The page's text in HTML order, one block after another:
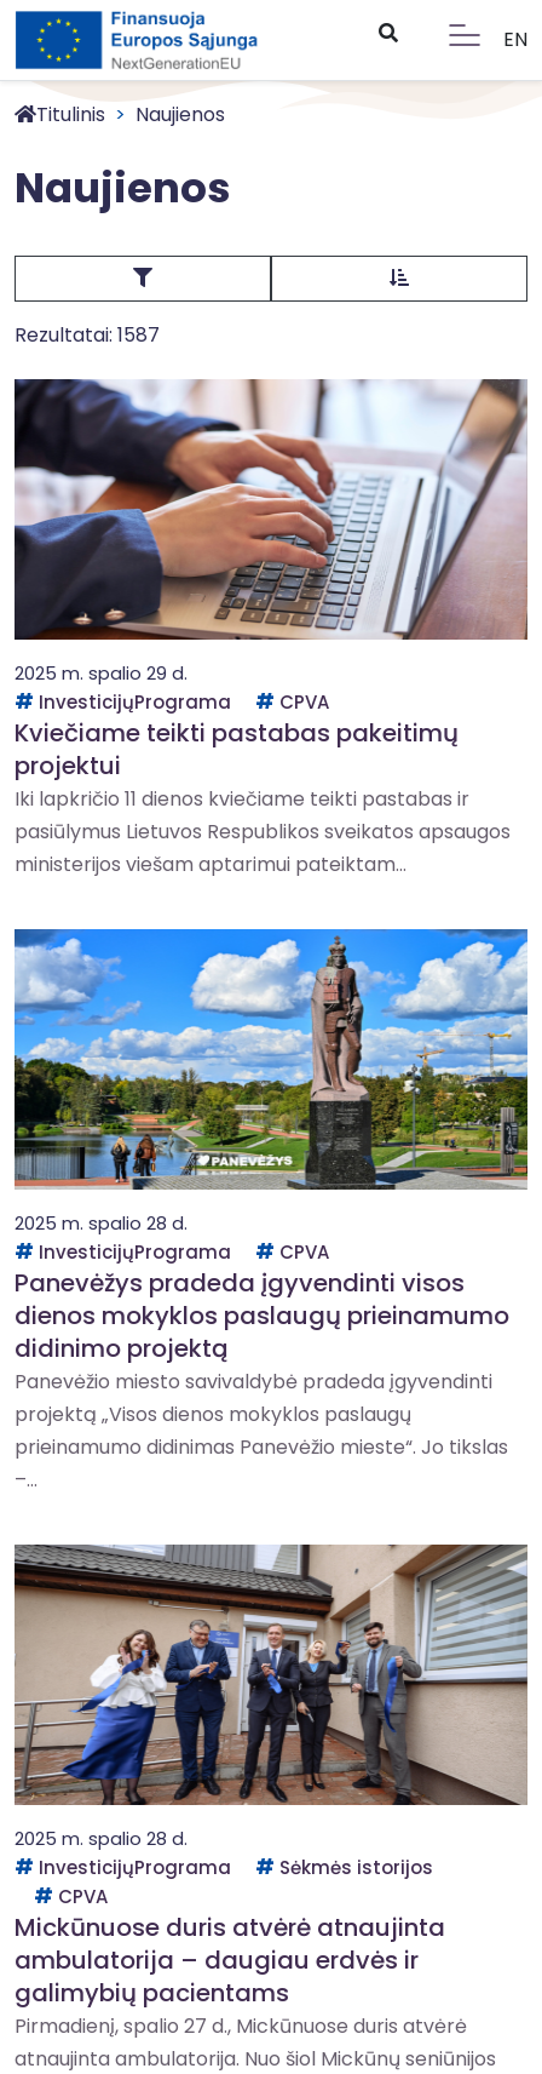
EN
Titulinis Naujienos
Naujienos
Rezultatai: 1587
2025 m. spalio 29 d.
InvesticijųPrograma
CPVA
Kviečiame teikti pastabas pakeitimų
projektui
Iki lapkričio 11 dienos kviečiame teikti pastabas ir
pasiūlymus Lietuvos Respublikos sveikatos apsaugos
ministerijos viešam aptarimui pateiktam...
2025 m. spalio 28 d.
InvesticijųPrograma
CPVA
Panevėžys pradeda įgyvendinti visos
dienos mokyklos paslaugų prieinamumo
didinimo projektą
Panevėžio miesto savivaldybė pradeda įgyvendinti
projektą „Visos dienos mokyklos paslaugų
prieinamumo didinimas Panevėžio mieste“. Jo tikslas
–...
2025 m. spalio 28 d.
InvesticijųPrograma
Sėkmės istorijos
CPVA
Mickūnuose duris atvėrė atnaujinta
ambulatorija – daugiau erdvės ir
galimybių pacientams
Pirmadienį, spalio 27 d., Mickūnuose duris atvėrė
atnaujinta ambulatorija. Nuo šiol Mickūnų seniūnijos